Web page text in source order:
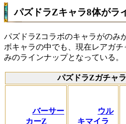
パズドラZキャラ8体がラ
パズドラZコラボのキャラがのみ
ボキャラの中でも、現在レアガ
みのラインナップとなっている。
パズドラZガチャ
バーサー
カーZ
ウル
キマイラ